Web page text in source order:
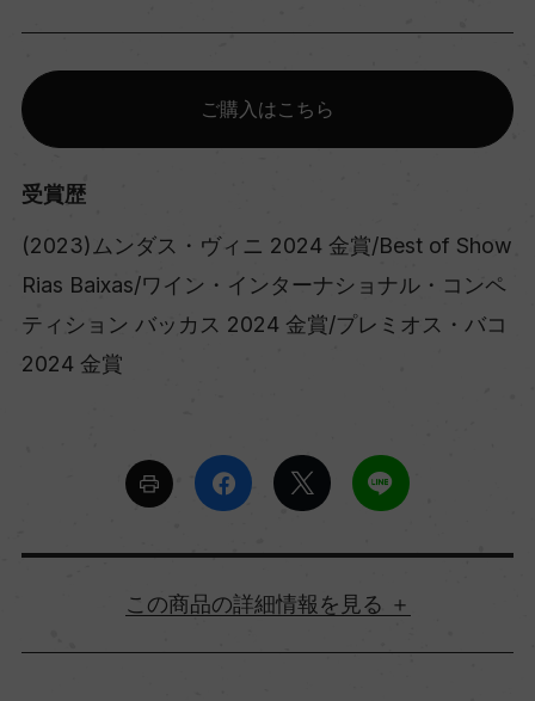
ご購入はこちら
受賞歴
(2023)ムンダス・ヴィニ 2024 金賞/Best of Show
Rias Baixas/ワイン・インターナショナル・コンペ
ティション バッカス 2024 金賞/プレミオス・バコ
2024 金賞
詳細情報